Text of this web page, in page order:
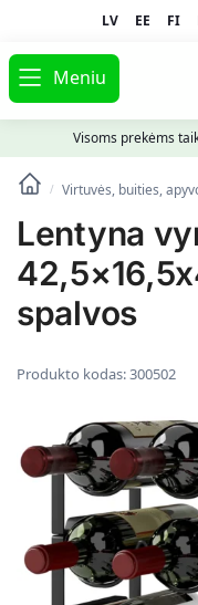
LV EE FI
Meniu
Visoms prekėms
/ Virtuvės, buities,
Lentyna
spalvos
Produkto kodas:300502